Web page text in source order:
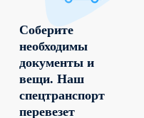
Соберите
необходимы
документы и
вещи. Наш
спецтранспорт
перевезет